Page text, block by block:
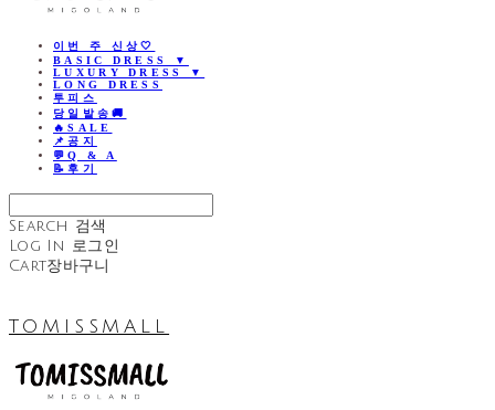
이번 주 신상🤍
BASIC DRESS ▼
LUXURY DRESS ▼
LONG DRESS
투피스
당일발송🚚
🔥SALE
📌공지
💬Q & A
📝후기
Search 검색
Log In 로그인
Cart장바구니
TOMISSMALL